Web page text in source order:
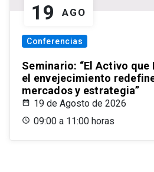
19 AGO
Conferencias
Seminario: “El Activo que
el envejecimiento
mercados y estrategia”
19 de Agosto de 2026
09:00 a 11:00 horas